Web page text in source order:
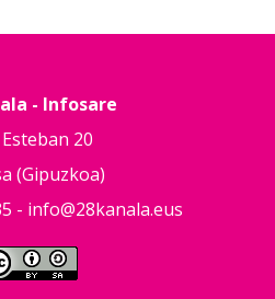
- Infosare
20
(Gipuzkoa)
- info@28kanala.eus